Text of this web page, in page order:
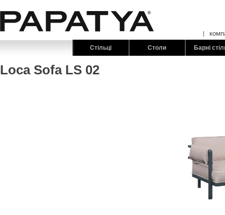
Стільці Столи Барні
Loca Sofa LS 02